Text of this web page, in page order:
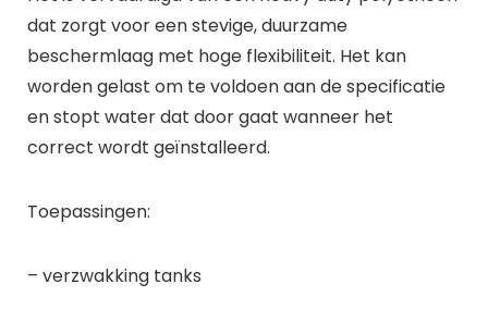
dat zorgt voor een stevige, duurzame
beschermlaag met hoge flexibiliteit. Het kan
worden gelast om te voldoen aan de specificatie
en stopt water dat door gaat wanneer het
correct wordt geïnstalleerd.
Toepassingen:
– verzwakking tanks